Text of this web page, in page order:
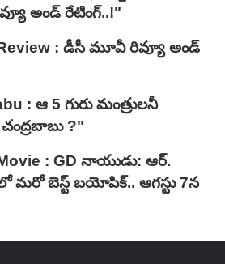
అండ్ రేటింగ్‌..!"
: డీసీ మూవీ రివ్యూ అండ్
: ఆ 5 గురు మంత్రులనీ
?"
: GD నాయుడు: ఆర్.
మరో బెస్ట్ బయోపిక్.. ఆగస్టు 7న